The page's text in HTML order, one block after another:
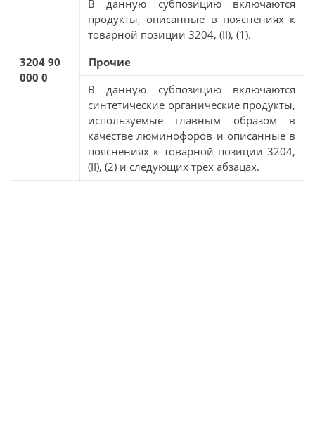
В данную субпозицию включаются
продукты, описанные в пояснениях к
товарной позиции 3204, (II), (1).
3204 90
000 0
Прочие
В данную субпозицию включаются
синтетические органические продукты,
используемые главным образом в
качестве люминофоров и описанные в
пояснениях к товарной позиции 3204,
(II), (2) и следующих трех абзацах.